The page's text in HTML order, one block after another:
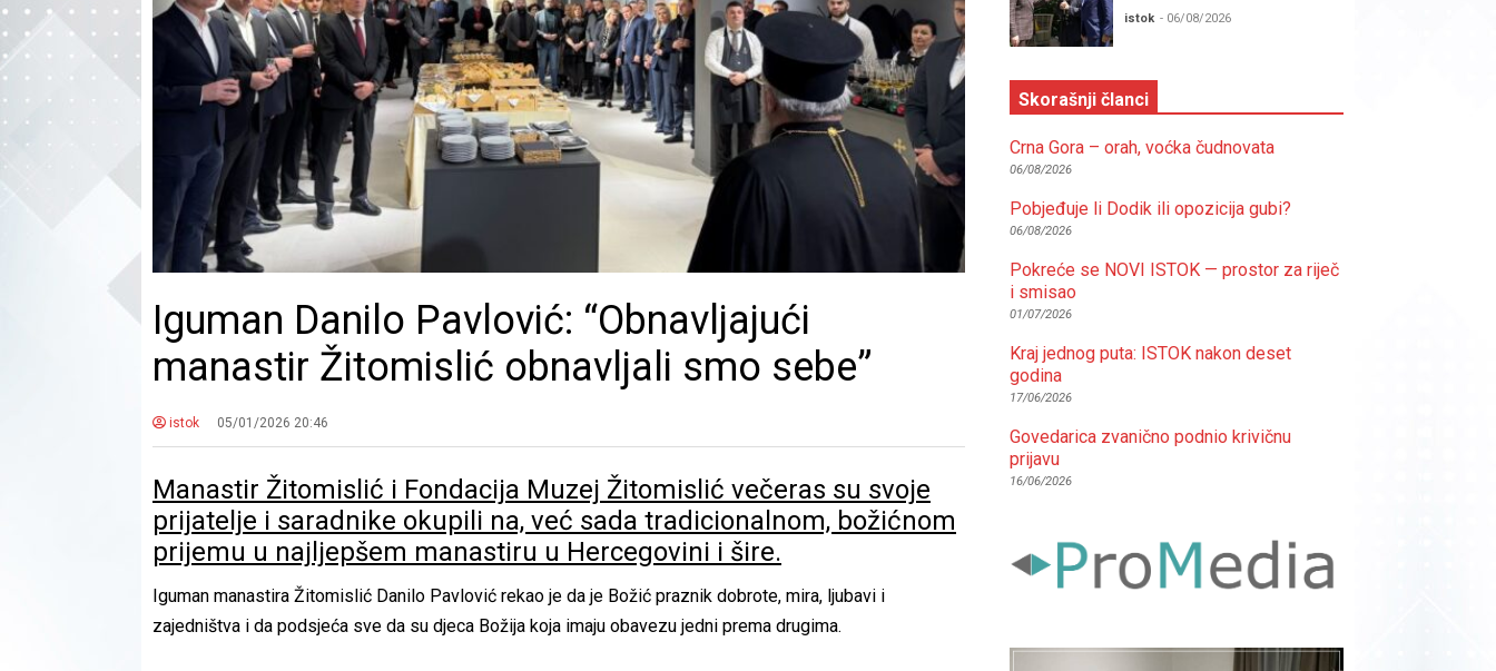
Iguman Danilo Pavlović: “Obnavljajući
manastir Žitomislić obnavljali smo sebe”
istok 05/01/2026 20:46
Manastir Žitomislić i Fondacija Muzej Žitomislić večeras su svoje
prijatelje i saradnike okupili na, već sada tradicionalnom, božićnom
prijemu u najljepšem manastiru u Hercegovini i šire.
Iguman manastira Žitomislić Danilo Pavlović rekao je da je Božić praznik dobrote, mira, ljubavi i
zajedništva i da podsjeća sve da su djeca Božija koja imaju obavezu jedni prema drugima.
istok - 06/08/2026
Skorašnji članci
Crna Gora – orah, voćka čudnovata
06/08/2026
Pobjeđuje li Dodik ili opozicija gubi?
06/08/2026
Pokreće se NOVI ISTOK — prostor za riječ
i smisao
01/07/2026
Kraj jednog puta: ISTOK nakon deset
godina
17/06/2026
Govedarica zvanično podnio krivičnu
prijavu
16/06/2026